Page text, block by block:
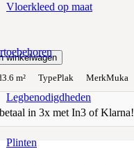
Vloerkleed op maat
Legbenodigdheden
Plinten
winkelwagen
3.6 m² TypePlak MerkMuka
in 3x met In3 of Klarna!